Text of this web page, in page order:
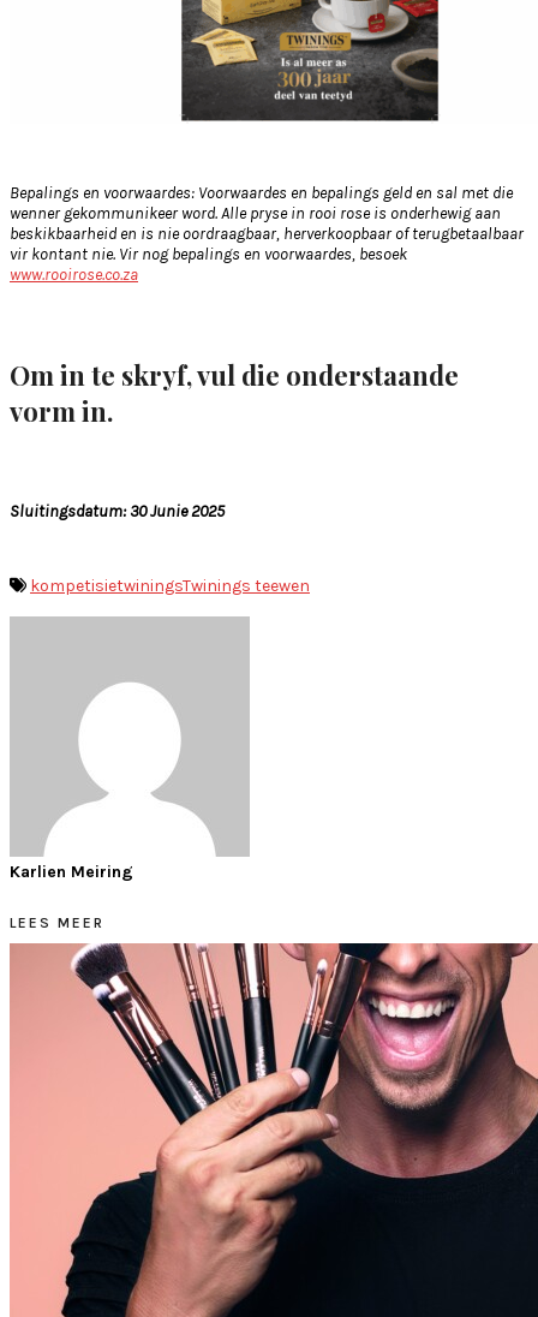
Bepalings en voorwaardes: Voorwaardes en bepalings geld en sal met die
wenner gekommunikeer word. Alle pryse in rooi rose is onderhewig aan
beskikbaarheid en is nie oordraagbaar, herverkoopbaar of terugbetaalbaar
vir kontant nie. Vir nog bepalings en voorwaardes, besoek
www.rooirose.co.za
Om in te skryf, vul die onderstaande
vorm in.
Sluitingsdatum: 30 Junie 2025
kompetisietwiningsTwinings teewen
Karlien Meiring
LEES MEER